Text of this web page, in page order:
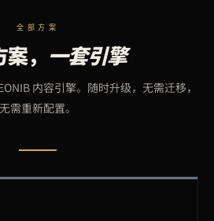
全部方案
， 一套引擎
内容引擎。随时升级，无需迁移，
无需重新配置。